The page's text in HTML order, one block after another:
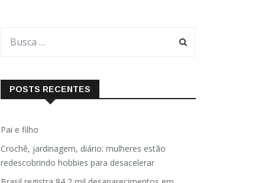
POSTS RECENTES
Pai e filho
Crochê, jardinagem, diário: mulheres estão
redescobrindo hobbies para desacelerar